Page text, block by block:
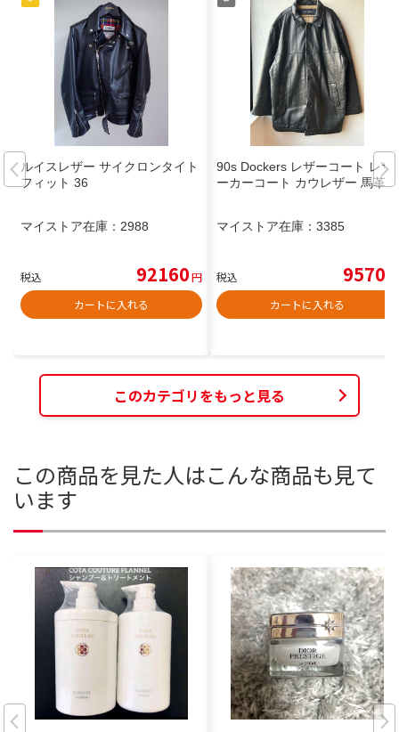
ルイスレザー サイクロンタイト
フィット 36
マイストア在庫： 2988
税込 92160円
カートに入れる
90s Dockers レザーコート レザ
ーカーコート カウレザー 馬革
マイストア在庫： 3385
税込 9570
カートに入れる
このカテゴリをもっと見る
この商品を見た人はこんな商品も見て
います